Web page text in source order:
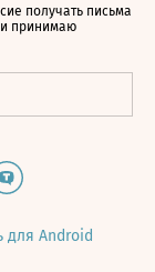
получать письма
и принимаю
для Android